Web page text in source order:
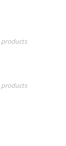
products
products